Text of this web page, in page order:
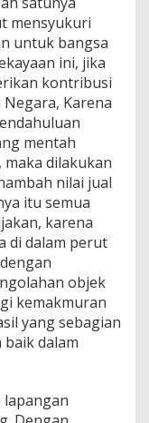
mensyukuri
untuk bangsa
ini, jika
kontribusi
Karena
mentah
dilakukan
nilai jual
itu semua
karena
di dalam perut
objek
kemakmuran
yang sebagian
dalam
lapangan